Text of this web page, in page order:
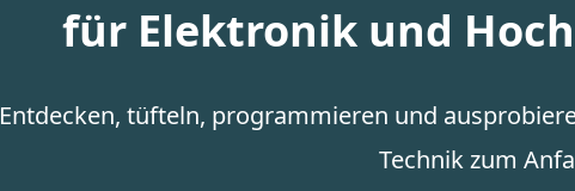
für Elektronik und
Entdecken, tüfteln, programmieren und
Technik zum